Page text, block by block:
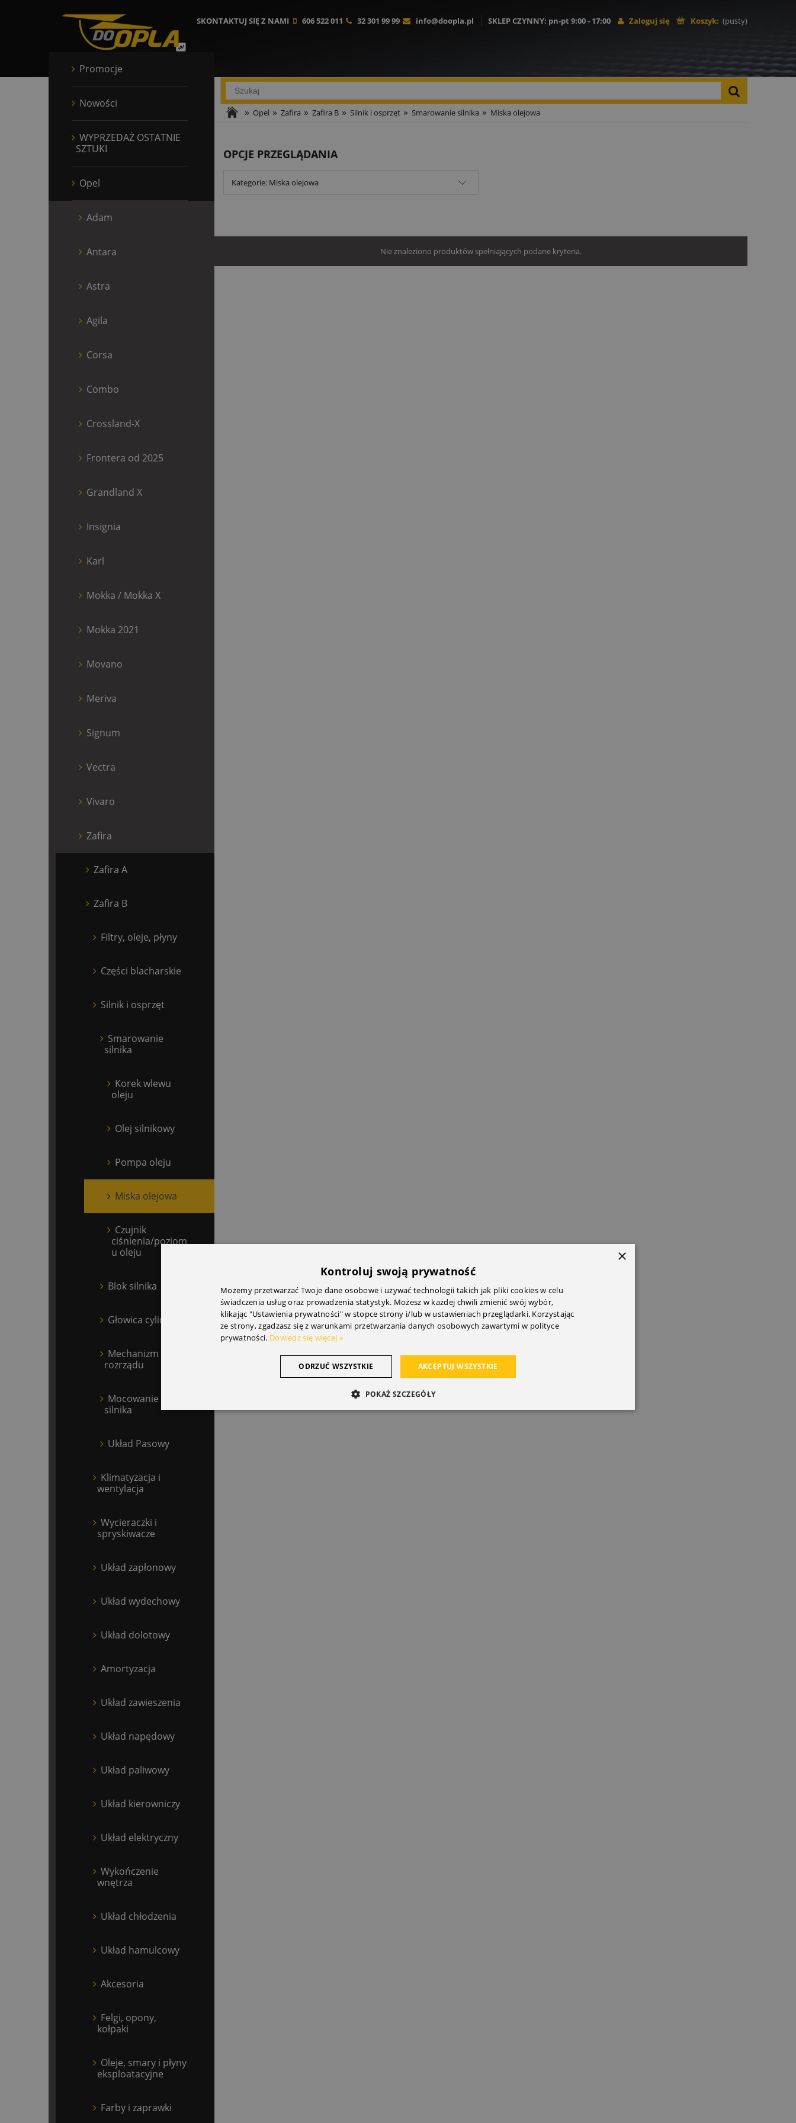
Koszyk: (pusty)
Zaloguj się
SKONTAKTUJ SIĘ Z NAMI 606 522 011 32 301 99 99 info@doopla.pl SKLEP CZYNNY: pn-pt 9:00 - 17:00
» Opel » Zafira » Zafira B » Silnik i osprzęt » Smarowanie silnika » Miska olejowa
Promocje
Nowości
WYPRZEDAŻ OSTATNIE
SZTUKI
Opel
Adam
Antara
Astra
Agila
Corsa
Combo
Crossland-X
Frontera od 2025
Grandland X
Insignia
Karl
Mokka / Mokka X
Mokka 2021
Movano
Meriva
Signum
Vectra
Vivaro
Zafira
Zafira A
Zafira B
Filtry, oleje, płyny
Części blacharskie
Silnik i osprzęt
Smarowanie
silnika
Korek wlewu
oleju
Olej silnikowy
Pompa oleju
Miska olejowa
Czujnik
ciśnienia/poziom
u oleju
Blok silnika
Głowica cylindrów
Mechanizm
rozrządu
Mocowanie
silnika
Układ Pasowy
Klimatyzacja i
wentylacja
Wycieraczki i
spryskiwacze
Układ zapłonowy
Układ wydechowy
Układ dolotowy
Amortyzacja
Układ zawieszenia
Układ napędowy
Układ paliwowy
Układ kierowniczy
Układ elektryczny
Wykończenie
wnętrza
Układ chłodzenia
Układ hamulcowy
Akcesoria
Felgi, opony,
kołpaki
Oleje, smary i płyny
eksploatacyjne
Farby i zaprawki
OPCJE PRZEGLĄDANIA
Kategorie: Miska olejowa
Nie znaleziono produktów spełniających podane kryteria.
×
Kontroluj swoją prywatność
Możemy przetwarzać Twoje dane osobowe i używać technologii takich jak pliki cookies w celu
świadczenia usług oraz prowadzenia statystyk. Możesz w każdej chwili zmienić swój wybór,
klikając "Ustawienia prywatności" w stopce strony i/lub w ustawieniach przeglądarki. Korzystając
ze strony, zgadzasz się z warunkami przetwarzania danych osobowych zawartymi w polityce
prywatności. Dowiedz się więcej »
AKCEPTUJ WSZYSTKIE
ODRZUĆ WSZYSTKIE
POKAŻ SZCZEGÓŁY